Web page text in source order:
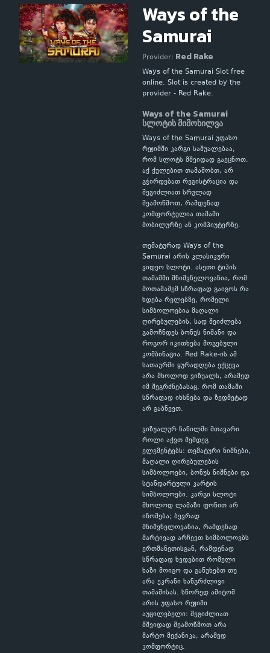
Ways of the
Samurai
Provider: Red Rake
Ways of the Samurai Slot free
online. Slot is created by the
provider - Red Rake.
Ways of the Samurai
სლოტის მიმოხილვა
Ways of the Samurai უფასო
რეჟიმში კარგი საშუალებაა,
რომ სლოტს მშვიდად გაეცნოთ.
აქ ქულებით თამაშობთ, არ
გჭირდებათ რეგისტრაცია და
შეგიძლიათ სრულად
შეამოწმოთ, რამდენად
კომფორტულია თამაში
მობილურზე ან კომპიუტერზე.
თემატურად Ways of the
Samurai არის კლასიკური
ვიდეო სლოტი. ასეთი ტიპის
თამაშში მნიშვნელოვანია, რომ
მოთამაშემ სწრაფად გაიგოს რა
ხდება რელებზე, რომელი
სიმბოლოებია მაღალი
ღირებულების, სად შეიძლება
გამოჩნდეს ბონუს ნიშანი და
როგორ იკითხება მოგებული
კომბინაცია. Red Rake-ის ამ
სათაურში ყურადღება ექცევა
არა მხოლოდ ვიზუალს, არამედ
იმ შეგრძნებასაც, რომ თამაში
სწრაფად იხსნება და ზედმეტად
არ გაბნევთ.
ვიზუალურ ნაწილში მთავარი
როლი აქვთ შემდეგ
ელემენტებს: თემატური ნიშნები,
მაღალი ღირებულების
სიმბოლოები, ბონუს ნიშნები და
სტანდარტული კარტის
სიმბოლოები. კარგი სლოტი
მხოლოდ ლამაზი ფონით არ
იზომება; ბევრად
მნიშვნელოვანია, რამდენად
მარტივად არჩევთ სიმბოლოებს
ერთმანეთისგან, რამდენად
სწრაფად ხვდებით რომელი
ხაზი მოიგო და გაწუხებთ თუ
არა ეკრანი ხანგრძლივი
თამაშისას. სწორედ ამიტომ
არის უფასო რეჟიმი
აუცილებელი: შეგიძლიათ
მშვიდად შეამოწმოთ არა
მარტო მექანიკა, არამედ
კომფორტიც.